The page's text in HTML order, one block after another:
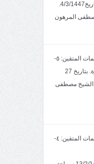
عمل الإحسان بتاريخ4/3/1447.
المرهون
خطبة الجمعة: سمات المتقين: ٥-
العفو عند المقدرة. بتاريخ 27
الشيخ مصطفى
خطبة الجمعة: سمات المتقين: ٤-